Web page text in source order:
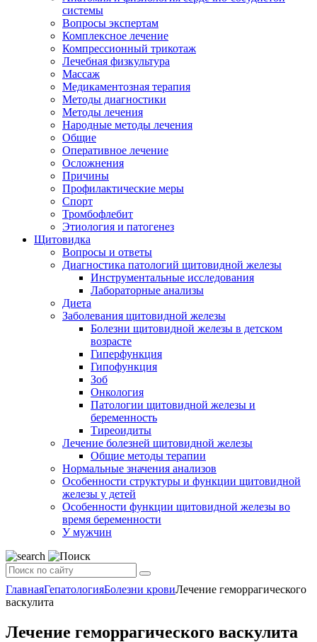
системы
Вопросы экспертам
Комплексное лечение
Компрессионный трикотаж
Лечебная физкультура
Массаж
Медикаментозная терапия
Методы диагностики
Методы лечения
Народные методы лечения
Общие
Оперативное лечение
Осложнения
Причины
Профилактические меры
Спорт
Тромбофлебит
Этиология и патогенез
Щитовидка
Вопросы и ответы
Диагностика патологий щитовидной железы
Инструментальные исследования
Лабораторные анализы
Диета
Заболевания щитовидной железы
Болезни щитовидной железы в детском
возрасте
Гиперфункция
Гипофункция
Зоб
Онкология
Патологии щитовидной железы и
беременность
Тиреоидиты
Лечение болезней щитовидной железы
Общие методы терапии
Нормальные значения анализов
Особенности структуры и функции щитовидной
железы у детей
Особенности функции щитовидной железы во
время беременности
У мужчин
ГлавнаяГепатологияБолезни кровиЛечение геморрагического
васкулита
Лечение геморрагического васкулита